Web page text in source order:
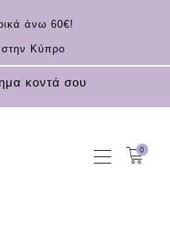
άνω 60€!
Κύπρο
κοντά σου
0